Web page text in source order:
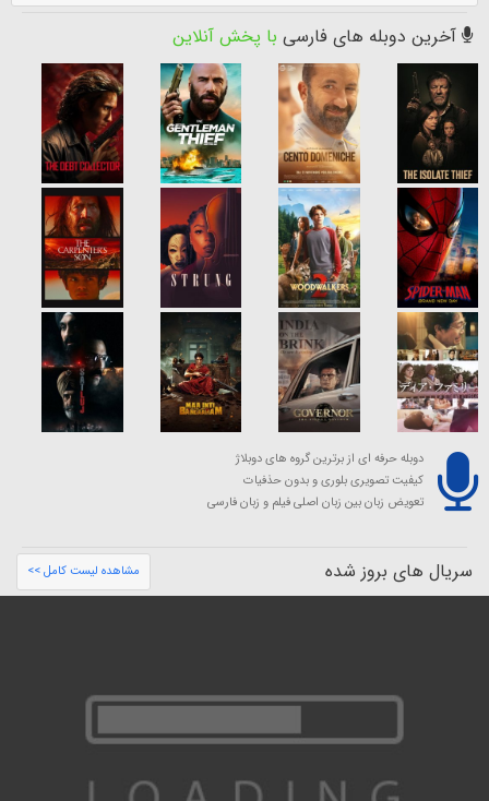
آخرین دوبله های فارسی با پخش آنلاین
دوبله حرفه ای از برترین گروه های دوبلاژ
کیفیت تصویری بلوری و بدون حذفیات
تعویض زبان بین زبان اصلی فیلم و زبان فارسی
سریال های بروز شده مشاهده لیست کامل >>